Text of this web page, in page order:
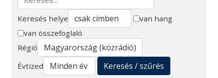
Keresés
Keresés helye
van hang
van összefoglaló
Régió
Évtized
Keresés / szűrés